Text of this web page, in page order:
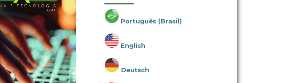
Português (Brasil)
English
Deutsch